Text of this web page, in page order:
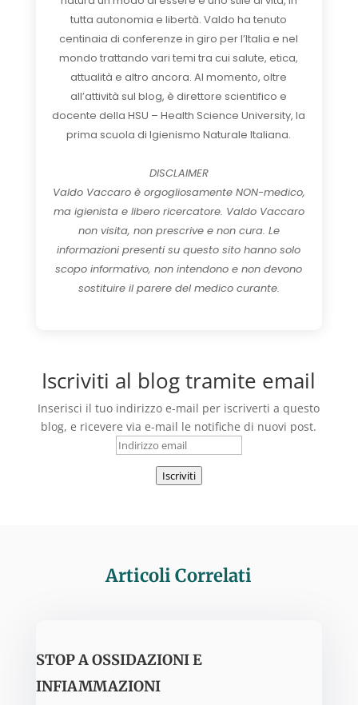
tutta autonomia e libertà. Valdo ha tenuto
centinaia di conferenze in giro per l’Italia e nel
mondo trattando vari temi tra cui salute, etica,
attualità e altro ancora. Al momento, oltre
all’attività sul blog, è direttore scientifico e
docente della HSU – Health Science University, la
prima scuola di Igienismo Naturale Italiana.
DISCLAIMER
Valdo Vaccaro è orgogliosamente NON-medico,
ma igienista e libero ricercatore. Valdo Vaccaro
non visita, non prescrive e non cura. Le
informazioni presenti su questo sito hanno solo
scopo informativo, non intendono e non devono
sostituire il parere del medico curante.
Iscriviti al blog tramite email
Inserisci il tuo indirizzo e-mail per iscriverti a questo
blog, e ricevere via e-mail le notifiche di nuovi post.
Indirizzo
Iscriviti
Articoli Correlati
STOP A OSSIDAZIONI E
INFIAMMAZIONI